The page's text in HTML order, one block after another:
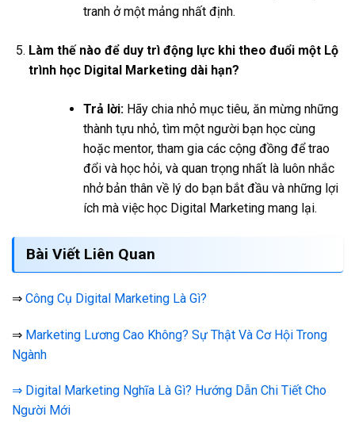
tranh ở một mảng nhất định.
Làm thế nào để duy trì động lực khi theo đuổi một Lộ
trình học Digital Marketing dài hạn?
Trả lời:Hãy chia nhỏ mục tiêu, ăn mừng những
thành tựu nhỏ, tìm một người bạn học cùng
hoặc mentor, tham gia các cộng đồng để trao
đổi và học hỏi, và quan trọng nhất là luôn nhắc
nhở bản thân về lý do bạn bắt đầu và những lợi
ích mà việc học Digital Marketing mang lại.
Bài Viết Liên Quan
⇒ Công Cụ Digital Marketing Là Gì?
⇒ Marketing Lương Cao Không? Sự Thật Và Cơ Hội Trong
Ngành
⇒ Digital Marketing Nghĩa Là Gì? Hướng Dẫn Chi Tiết Cho
Người Mới